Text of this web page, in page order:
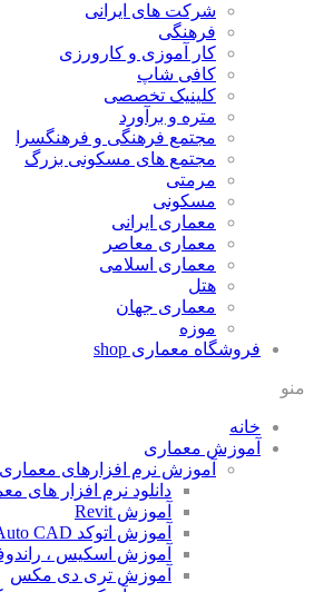
شرکت های ایرانی
فرهنگی
کار آموزی و کارورزی
کافی شاپ
کلینیک تخصصی
متره و برآورد
مجتمع فرهنگی و فرهنگسرا
مجتمع های مسکونی بزرگ
مرمتی
مسکونی
معماری ایرانی
معماری معاصر
معماری اسلامی
هتل
معماری جهان
موزه
فروشگاه معماری shop
منو
خانه
آموزش معماری
آموزش نرم افزارهای معماری
دانلود نرم افزار های
آموزش Revit
آموزش اتوکد Auto CAD
آموزش اسکیس ،
آموزش تری دی مکس